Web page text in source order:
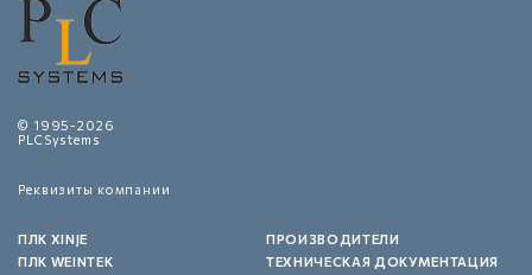
© 1995-2026
PLCSystems
Реквизиты компании
ПЛК XINJE
ПЛК WEINTEK
ПРОИЗВОДИТЕЛИ
ТЕХНИЧЕСКАЯ ДОКУМЕНТАЦИЯ